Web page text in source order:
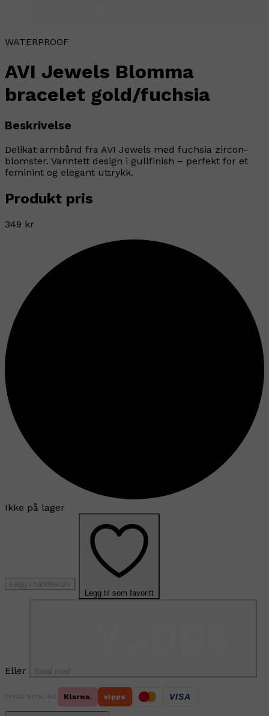
WATERPROOF
AVI Jewels Blomma
bracelet gold/fuchsia
Beskrivelse
Delikat armbånd fra AVI Jewels med fuchsia zircon-
blomster. Vanntett design i gullfinish – perfekt for et
feminint og elegant uttrykk.
Produkt pris
349 kr
Ikke på lager
Legg i handlekurv
Legg til som favoritt
Eller Betal med
TRYGG BETALING Klarna. vipps VISA